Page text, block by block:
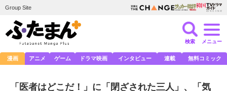
Group Site
検索 メニュー
漫画 アニメ ゲーム ドラマ映画 インタビュー 連載 無料コミック
「医者はどこだ！」に「閉ざされた三人」、「気